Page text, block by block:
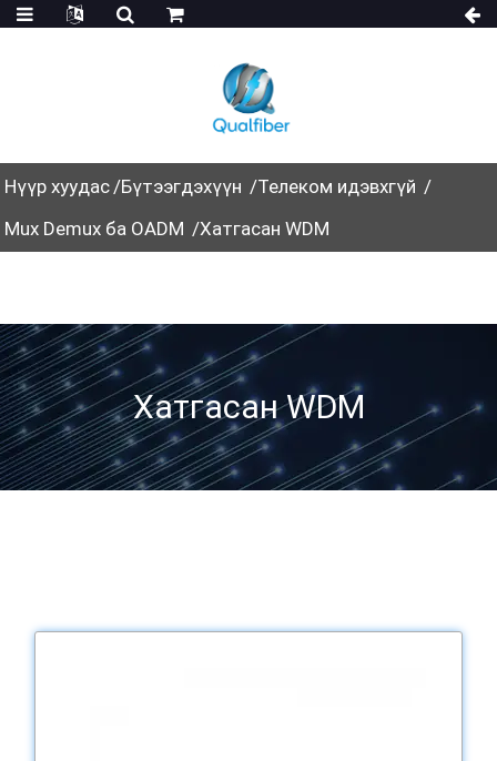
Нүүр хуудас Бүтээгдэхүүн
Телеком идэвхгүй
Mux Demux ба OADM
Хатгасан WDM
Хатгасан WDM